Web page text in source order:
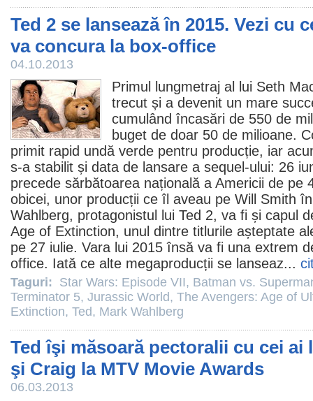
Ted 2 se lansează în 2015. Vezi cu
va concura la box-office
04.10.2013
Primul lungmetraj al lui Seth
trecut și a devenit un mare
cumulând încasări de 550 de
buget de doar 50 de milioane.
primit rapid undă verde pentru producție, iar
s-a stabilit și data de lansare a sequel-ului: 26
precede sărbătoarea națională a Americii de pe
obicei, unor producții ce îl aveau pe Will Smith
Wahlberg, protagonistul lui Ted 2, va fi și capul
Age of Extinction, unul dintre titlurile așteptate
pe 27 iulie. Vara lui 2015 însă va fi una extrem
office. Iată ce alte megaproducții se lanseaz...
Taguri: Star Wars: Episode VII, Batman vs.
Terminator 5, Jurassic World, The Avengers: Age of
Extinction, Ted, Mark Wahlberg
Ted îşi măsoară pectoralii cu cei ai
şi Craig la MTV Movie Awards
06.03.2013